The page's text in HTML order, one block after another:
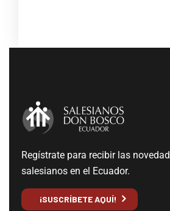
Regístrate para recibir las
salesianos en el Ecuador.
¡SUSCRÍBETE AQUÍ!